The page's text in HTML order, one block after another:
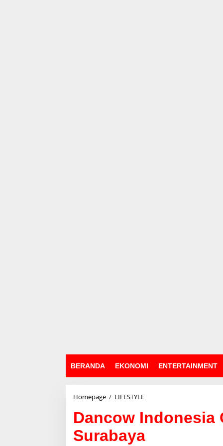
BERANDA EKONOMI ENTERTAINMENT
Homepage / LIFESTYLE
n
c
w
Dancow Indonesia
Surabaya